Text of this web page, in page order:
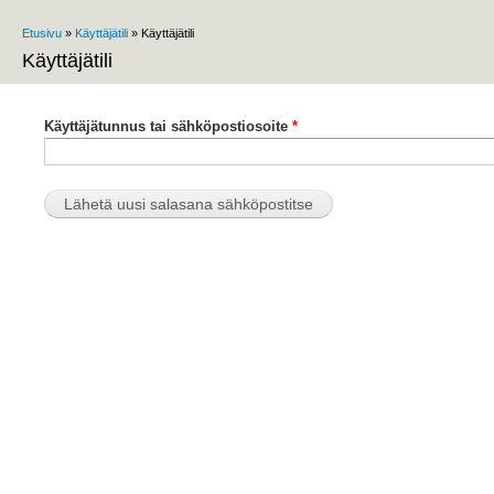
Olet täällä
Etusivu » Käyttäjätili » Käyttäjätili
Käyttäjätili
Ensisijaiset välilehdet
Käyttäjätunnus tai sähköpostiosoite *